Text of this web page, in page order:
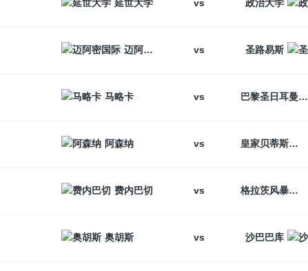
延世大学 vs 政治大学
迈阿密国际 vs 圣路易斯
马略卡 vs 巴黎圣日耳曼
阿森纳 vs 皇家贝蒂斯
费内巴切 vs 格拉茨风暴
奥胡斯 vs 沙巴巴库